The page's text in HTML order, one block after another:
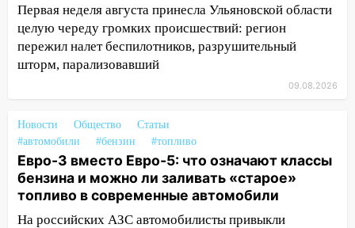
Ульяновске отменили фестиваль «Наше
время»
16:17 Мелекесский район первым в
Ульяновской области намолотил более
15:17
Ульяновской области подали более 10
тысяч заявлений
15:04 Фоторепортаж с улиц Ульяновска
после шторма: поваленные деревья и
затопленные улицы
Первая неделя августа принесла Ульяновской области
целую череду громких происшествий: регион
пережил налет беспилотников, разрушительный
шторм, парализовавший
09.08.2026
Новости Общество
Статьи
#автомобили
#бензин #топливо
Евро-3 вместо Евро-5: что означают классы
бензина и можно ли заливать «старое»
топливо в современные автомобили
На российских АЗС автомобилисты привыкли